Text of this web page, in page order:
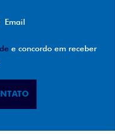
Email
e concordo em receber